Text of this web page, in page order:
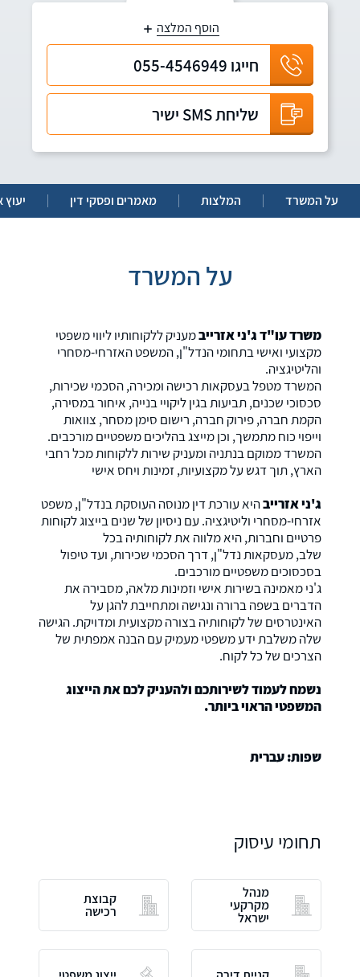
הוסף המלצה
חייגו 055-4546949
שליחת SMS ישיר
על המשרד המלצות מאמרים ופסקי דין יעוץ
על המשרד
משרד עו"ד ג'ני אזרייבמעניק ללקוחותיו ליווי משפטי
מקצועי ואישי בתחומי הנדל"ן, המשפט האזרחי-מסחרי
והליטיגציה.
המשרד מטפל בעסקאות רכישה ומכירה, הסכמי שכירות,
סכסוכי שכנים, תביעות בגין ליקויי בנייה, איחור במסירה,
הקמת חברה, פירוק חברה, רישום סימן מסחר, צוואות
וייפוי כוח מתמשך, וכן מייצג בהליכים משפטיים מורכבים.
המשרד ממוקם בנתניה ומעניק שירות ללקוחות מכל רחבי
הארץ, תוך דגש על מקצועיות, זמינות ויחס אישי
ג'ני אזרייבהיא עורכת דין מנוסה העוסקת בנדל"ן, משפט
אזרחי-מסחרי וליטיגציה. עם ניסיון של שנים בייצוג לקוחות
פרטיים וחברות, היא מלווה את לקוחותיה בכל
שלב, מעסקאות נדל"ן, דרך הסכמי שכירות, ועד טיפול
בסכסוכים משפטיים מורכבים.
ג'ני מאמינה בשירות אישי וזמינות מלאה, מסבירה את
הדברים בשפה ברורה ונגישה ומתחייבת להגן על
האינטרסים של לקוחותיה בצורה מקצועית ומדויקת. הגישה
שלה משלבת ידע משפטי מעמיק עם הבנה אמפתית של
הצרכים של כל לקוח.
נשמח לעמוד לשירותכם ולהעניק לכם את הייצוג
המשפטי הראוי ביותר.
שפות: עברית
תחומי עיסוק
מנהל
מקרקעי
ישראל
קבוצת
רכישה